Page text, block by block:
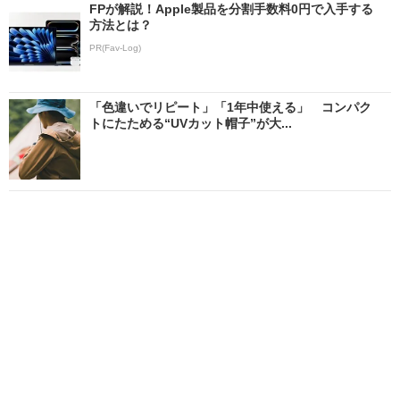
FPが解説！Apple製品を分割手数料0円で入手する
方法とは？
PR(Fav-Log)
「色違いでリピート」「1年中使える」 コンパク
トにたためる“UVカット帽子”が大...